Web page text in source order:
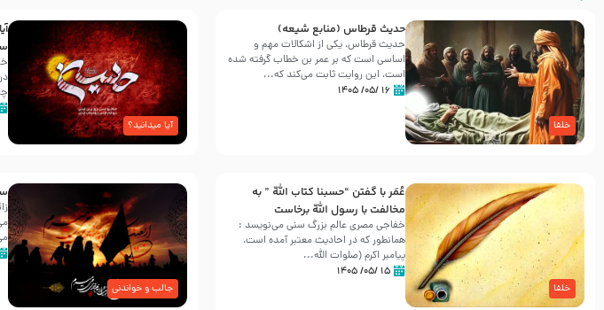
خلفا
حدیث قرطاس (منابع شیعه)
حدیث قرطاس، یکی از اشکالات مهم و
اساسی است که بر عمر بن خطاب گرفته شده
است، این روایت ثابت می‌کند که...
۱۶ /۰۵/ ۱۴۰۵
آیا میدانید؟
خلفا
عُمَر با گفتن “حسبنا كتاب اللّه ” به
مخالفت با رسول اللّه برخاست
خفاجی مصری عالم بزرگ سنی می‌نویسد :
همانطور که در احادیث معتبر آمده است،
پیامبر اکرم (صلوات اللّه...
۱۵ /۰۵/ ۱۴۰۵
جالب و خواندنی